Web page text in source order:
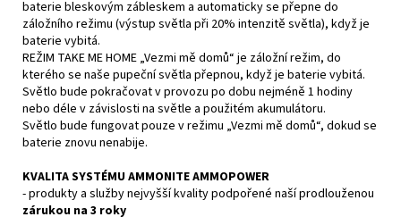
baterie bleskovým zábleskem a automaticky se přepne do
záložního režimu (výstup světla při 20% intenzitě světla), když je
baterie vybitá.
REŽIM TAKE ME HOME „Vezmi mě domů“ je záložní režim, do
kterého se naše pupeční světla přepnou, když je baterie vybitá.
Světlo bude pokračovat v provozu po dobu nejméně 1 hodiny
nebo déle v závislosti na světle a použitém akumulátoru.
Světlo bude fungovat pouze v režimu „Vezmi mě domů“, dokud se
baterie znovu nenabije.
KVALITA SYSTÉMU AMMONITE AMMOPOWER
- produkty a služby nejvyšší kvality podpořené naší prodlouženou
zárukou na 3 roky